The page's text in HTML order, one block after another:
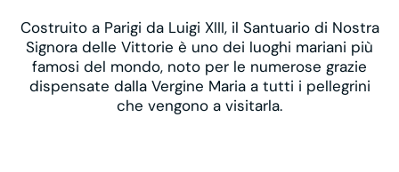
Costruito a Parigi da Luigi XIII, il Santuario di Nostra
Signora delle Vittorie è uno dei luoghi mariani più
famosi del mondo, noto per le numerose grazie
dispensate dalla Vergine Maria a tutti i pellegrini
che vengono a visitarla.